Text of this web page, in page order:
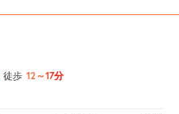
徒歩 12～17分